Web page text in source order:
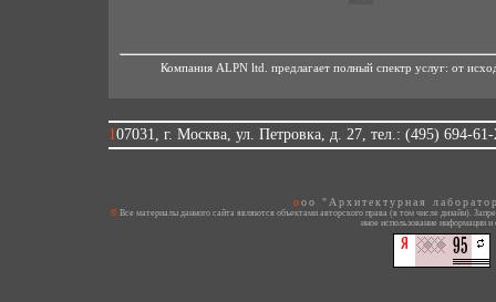
Компания ALPN ltd. предлагает полный спектр услуг: от
107031, г. Москва, ул. Петровка, д. 27, тел.: (495) 694-
ooo "Архитектурная
© Все материалы данного сайта являются объектами авторского права (в том числе дизайн). Запрещается копирование, распространение (в том числе путем копирования на другие сайты и ресурсы в Интернете) или любое
иное использование информации и